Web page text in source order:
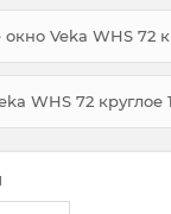
Veka WHS 72
WHS 72 круглое